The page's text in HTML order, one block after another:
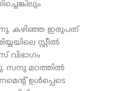
കഴിഞ്ഞ ഇരുപത്
സ്റ്റീല്‍
വിഭാഗം
സനു മഠത്തില്‍
ഉള്‍പ്പെടെ